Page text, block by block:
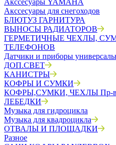
Акссесуары YAMAHA
Акссесуары для снегоходов
БЛЮТУЗ ГАРНИТУРА
ВЫНОСЫ РАДИАТОРОВ
ГЕРМЕТИЧНЫЕ ЧЕХЛЫ,
ТЕЛЕФОНОВ
Датчики и приборы
ДОП.СВЕТ
КАНИСТРЫ
КОФРЫ И СУМКИ
КОФРЫ,СУМКИ, ЧЕХЛЫ Пр-во
ЛЕБЕДКИ
Музыка для гидроцикла
Музыка для квадроцикла
ОТВАЛЫ И ПЛОЩАДКИ
Разное